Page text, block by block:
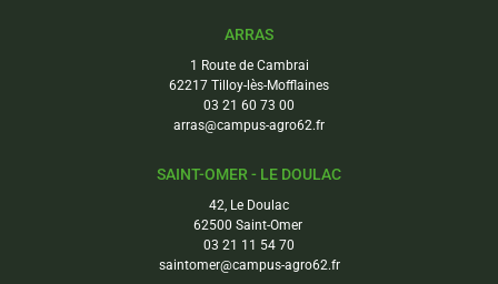
ARRAS
1 Route de Cambrai
62217 Tilloy-lès-Mofflaines
03 21 60 73 00
arras@campus-agro62.fr
SAINT-OMER - LE DOULAC
42, Le Doulac
62500 Saint-Omer
03 21 11 54 70
saintomer@campus-agro62.fr